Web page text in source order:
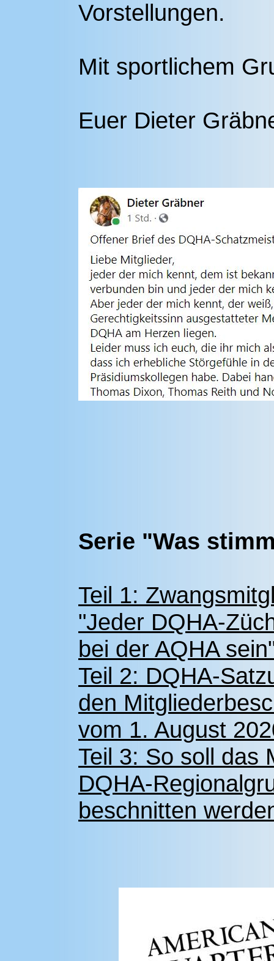
Vorstellungen.
Mit sportlichem
Euer Dieter
Serie "Was
Teil 1:
"Jeder DQHA-
bei der AQHA
Teil 2: DQHA-
den
vom 1. August
Teil 3: So soll das
DQHA-
beschnitten